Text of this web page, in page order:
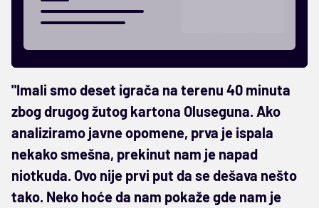
"Imali smo deset igrača na terenu 40 minuta
zbog drugog žutog kartona Oluseguna. Ako
analiziramo javne opomene, prva je ispala
nekako smešna, prekinut nam je napad
niotkuda. Ovo nije prvi put da se dešava nešto
tako. Neko hoće da nam pokaže gde nam je